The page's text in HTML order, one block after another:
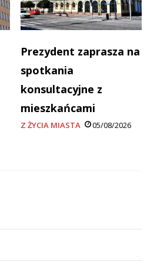
Prezydent zaprasza na
spotkania
konsultacyjne z
mieszkańcami
Z ŻYCIA MIASTA 05/08/2026